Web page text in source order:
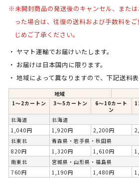
※未開封商品の発送後のキャンセル、また
った場合は、往復の送料および手数料をご
じめご了承ください。
ヤマト運輸でお届けいたします。
お届けは日本国内に限ります。
地域によって異なりますので、下記送料表
地域
1〜2カートン
3〜5カートン
6〜10カート
ン
北海道
北海道
1,040円
1,920円 2,200円
北東北
青森県・岩手県・秋田県
820円
1,320円 1,610円
南東北
宮城県・山形県・福島県
760円
1,190円 1,480円